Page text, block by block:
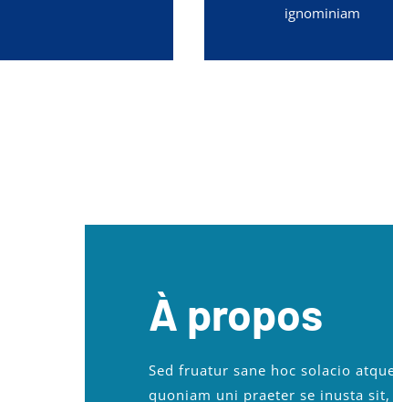
ignominiam
À propos
Sed fruatur sane hoc solacio
quoniam uni praeter se inusta